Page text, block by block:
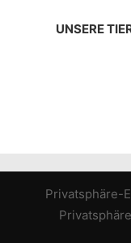
UNSERE
Privatsphäre-